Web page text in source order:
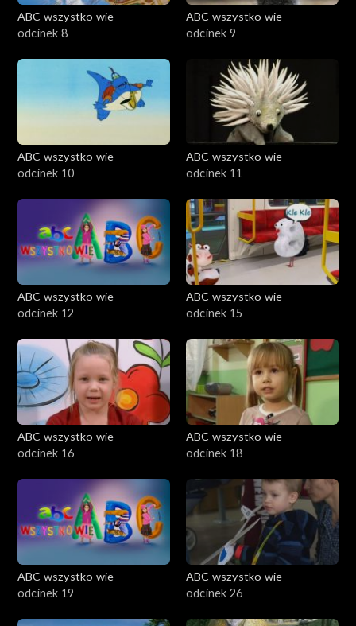
ABC wszystko wie
odcinek 8
ABC wszystko wie
odcinek 9
ABC wszystko wie
odcinek 10
ABC wszystko wie
odcinek 11
ABC wszystko wie
odcinek 12
ABC wszystko wie
odcinek 15
ABC wszystko wie
odcinek 16
ABC wszystko wie
odcinek 18
ABC wszystko wie
odcinek 19
ABC wszystko wie
odcinek 26